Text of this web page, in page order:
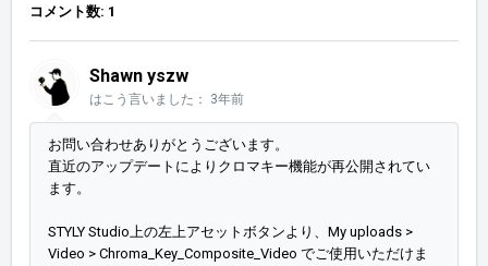
コメント数: 1
Shawn yszw
はこう言いました： 3年前
お問い合わせありがとうございます。
直近のアップデートによりクロマキー機能が再公開されてい
ます。
STYLY Studio上の左上アセットボタンより、My uploads >
Video > Chroma_Key_Composite_Video でご使用いただけま